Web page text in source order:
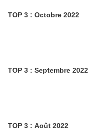
TOP 3 : Octobre 2022
TOP 3 : Septembre 2022
TOP 3 : Août 2022